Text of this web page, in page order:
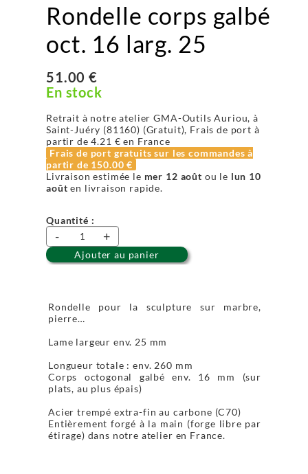
Rondelle corps galbé
oct. 16 larg. 25
51.00 €
En stock
Retrait à notre atelier GMA-Outils Auriou, à
Saint-Juéry (81160) (Gratuit), Frais de port à
partir de4.21 € en France
Frais de port gratuits sur les commandes à
partir de 150.00 €
Livraison estimée le mer 12 août ou le lun 10
août en livraison rapide.
Quantité :
- +
Ajouter au panier
Rondelle pour la sculpture sur marbre,
pierre…
Lame largeur env. 25 mm
Longueur totale : env. 260 mm
Corps octogonal galbé env. 16 mm (sur
plats, au plus épais)
Acier trempé extra-fin au carbone (C70)
Entièrement forgé à la main (forge libre par
étirage) dans notre atelier en France.